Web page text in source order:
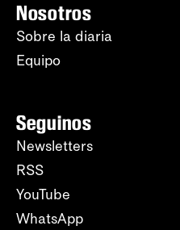
Nosotros
Sobre la diaria
Equipo
Seguinos
Newsletters
RSS
YouTube
WhatsApp